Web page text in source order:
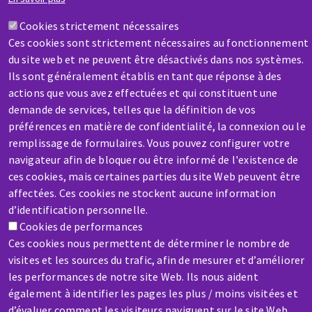
Cookies strictement nécessaires
Ces cookies sont strictement nécessaires au fonctionnement
du site web et ne peuvent être désactivés dans nos systèmes.
Ils sont généralement établis en tant que réponse à des
actions que vous avez effectuées et qui constituent une
demande de services, telles que la définition de vos
préférences en matière de confidentialité, la connexion ou le
remplissage de formulaires. Vous pouvez configurer votre
navigateur afin de bloquer ou être informé de l'existence de
ces cookies, mais certaines parties du site Web peuvent être
affectées. Ces cookies ne stockent aucune information
d’identification personnelle.
Cookies de performances
Ces cookies nous permettent de déterminer le nombre de
visites et les sources du trafic, afin de mesurer et d’améliorer
les performances de notre site Web. Ils nous aident
également à identifier les pages les plus / moins visitées et
Contactez-nous
SAV / RÉPARATION
Une machine cassée ? En panne ?
Contactez-nous
Aller